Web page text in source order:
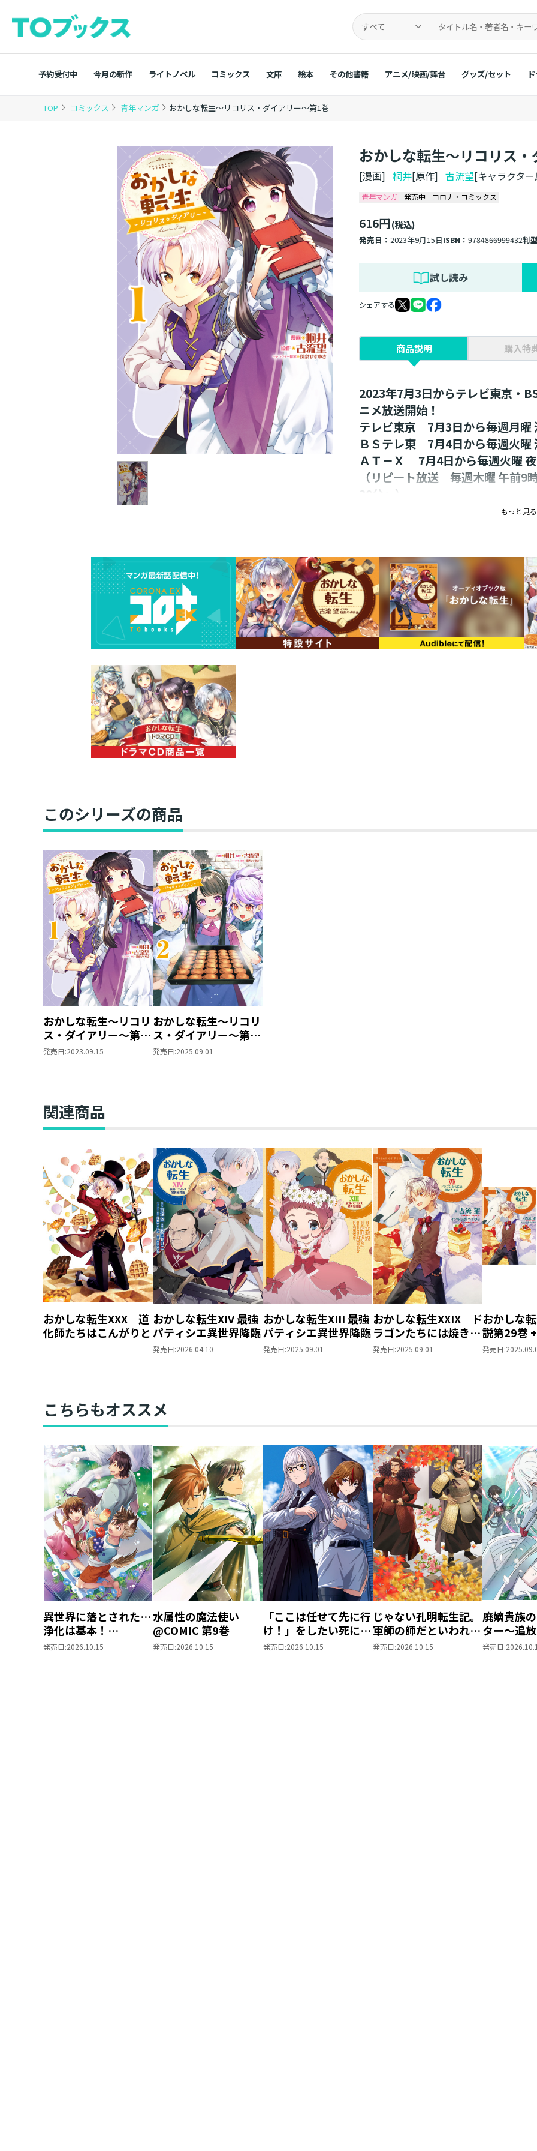
すべて
予約受付中 今月の新作 ライトノベル コミックス 文庫 絵本 その他書籍 アニメ/映画/舞台 グッズ/セット
TOP コミックス 青年マンガ おかしな転生～リコリス・ダイアリー～第1巻
おかしな転生～リコリス
[漫画]桐井[原作]古流望[キャラクタ
青年マンガ 発売中 コロナ・コミックス
616円(税込)
発売日：2023年9月15日ISBN：9784866999432判
試し読み
シェアする
商品説明 購入特
2023年7月3日からテレビ東京・
ニメ放送開始！
テレビ東京 7月3日から毎週月曜
ＢＳテレ東 7月4日から毎週火曜
ＡＴ－Ｘ 7月4日から毎週火曜
（リピート放送 毎週木曜 午前9
30分～）
ほか全国の放送局でも随時放送開
U-NEXT・アニメ放題でも最速配
ほか各種配信サービスでも随時配
シリーズ累計120万部突破！（紙
大人気王道スイーツ・ファンタジ
【あらすじ】
もっと見る
このシリーズの商品
おかしな転生～リコリ
ス・ダイアリー～第1
巻
発売日:2023.09.15
おかしな転生～リコリ
ス・ダイアリー～第2
巻
発売日:2025.09.01
関連商品
おかしな転生XXX 道
化師たちはこんがりと
おかしな転生XIV 最強
パティシエ異世界降臨
発売日:2026.04.10
おかしな転生XIII 最強
パティシエ異世界降臨
発売日:2025.09.01
おかしな転生XXIX ド
ラゴンたちには焼きた
てを
発売日:2025.09.01
おかしな
説第29巻
ス第13巻
発売日:
こちらもオススメ
異世界に落とされた…
浄化は基本！
@COMIC 第7巻
発売日:2026.10.15
水属性の魔法使い
@COMIC 第9巻
発売日:2026.10.15
「ここは任せて先に行
け！」をしたい死にた
がりの望まぬ宇宙下剋
発売日:2026.10.15
じゃない孔明転生記。
軍師の師だといわれま
しても@COMIC 第3巻
発売日:2026.10.15
廃嫡貴族
ター～追
が、『スキ
発売日: